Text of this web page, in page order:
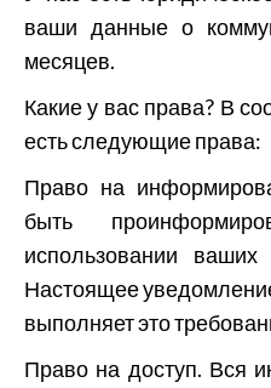
ваши данные о
месяцев.
Какие у вас права? В
есть следующие права:
Право на
быть
использовании
Настоящее
выполняет это
Право на доступ. Вся